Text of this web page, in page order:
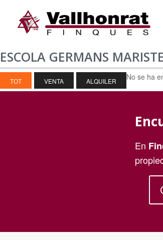
ESCOLA GERMANS
TOT VENTA ALQUILER No se ha
En